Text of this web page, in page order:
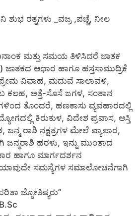
ಶುಭ ರತ್ನಗಳು _ವಜ್ರ ,ಪಚ್ಚೆ, ನೀಲ
ಮತ್ತು ಸಮಯ ತಿಳಿಸಿದರೆ ಜಾತಕ
ಜಾತಕದ ಆಧಾರ ಹಾಗೂ ಹಸ್ತಸಾಮುದ್ರಿಕೆ
ವಿವಾಹ, ಮದುವೆ ಸಾಲಾವಳಿ,
ಕಲಹ, ಅತ್ತೆ-ಸೊಸೆ ಜಗಳ, ಸಂತಾನ
ತೊಂದರೆ, ಹಣಕಾಸು ವ್ಯವಹಾರದಲ್ಲಿ
ಕಿರುಕುಳ, ವಿದೇಶ ಪ್ರವಾಸ, ಆಸ್ತಿ
ರಾಶಿ ನಕ್ಷತ್ರಗಳ ಮೇಲೆ ವ್ಯಾಪಾರ,
ಜನ್ಮರಾಶಿ ಹರಳು, ಇನ್ನು ಮುಂತಾದ
ಹಾಗೂ ಮಾರ್ಗದರ್ಶನ
ಯಾವುದೇ ಸಮಸ್ಯೆಗಳ ಸಮಾಲೋಚನೆಗಾಗಿ
ಜ್ಯೋತಿಷ್ಯರು”